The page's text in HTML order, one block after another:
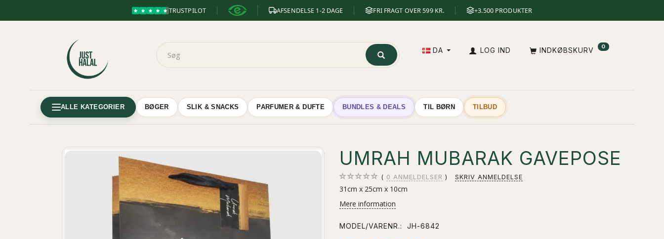
TRUSTPILOT AFSENDELSE 1-2 DAGE FRI FRAGT OVER 599 KR. +3.500 PRODUKTER
DA LOG IND INDKØBSKURV 0
ALLE KATEGORIER BØGER SLIK & SNACKS PARFUMER & DUFTE BUNDLES & DEALS TIL BØRN TILBUD
UMRAH MUBARAK GAVEPOSE
0 ANMELDELSER SKRIV ANMELDELSE
31cm x 25cm x 10cm
Mere information
MODEL/VARENR.: JH-6842